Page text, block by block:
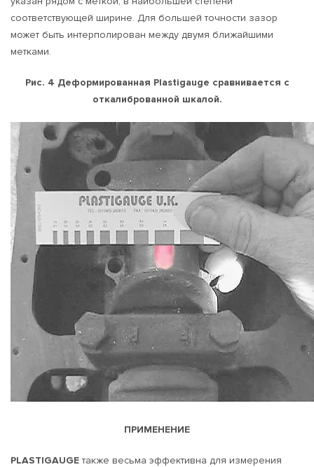
соответствующей ширине. Для большей точности зазор
может быть интерполирован между двумя ближайшими
метками.
Рис. 4 Деформированная Plastigauge сравнивается с
откалиброванной шкалой.
ПРИМЕНЕНИЕ
PLASTIGAUGE также весьма эффективна для измерения